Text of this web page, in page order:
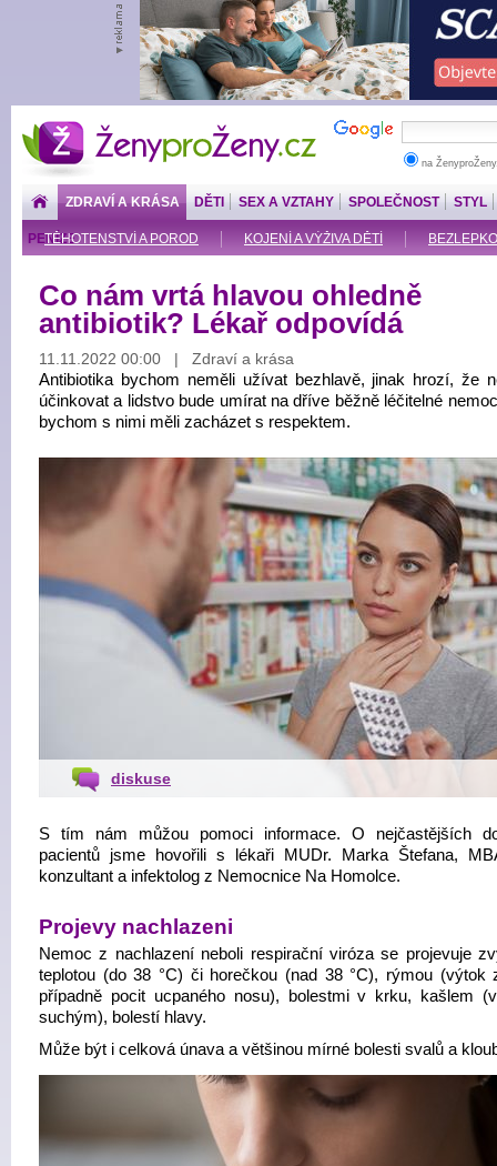
ŽenyproŽeny.cz
na
ZDRAVÍ A KRÁSA
TĚHOTENSTVÍ A POROD KOJENÍ A VÝŽIVA DĚTÍ
DĚTI SEX A VZTAHY SPOLEČNOST STYL
PENÍZE
Co nám vrtá hlavou ohledně
antibiotik? Lékař odpovídá
11.11.2022 00:00 | Zdraví a krása
Antibiotika bychom neměli užívat bezhlavě, jinak hrozí, že
účinkovat a lidstvo bude umírat na dříve běžně léčitelné
bychom s nimi měli zacházet s respektem.
diskuse
S tím nám můžou pomoci informace. O nejčastějších
pacientů jsme hovořili s lékaři MUDr. Marka Štefana,
konzultant a infektolog z Nemocnice Na Homolce.
Projevy nachlazeni
Nemoc z nachlazení neboli respirační viróza se projevuje
teplotou (do 38 °C) či horečkou (nad 38 °C), rýmou (výtok
případně pocit ucpaného nosu), bolestmi v krku, kašlem
suchým), bolestí hlavy.
Může být i celková únava a většinou mírné bolesti svalů a